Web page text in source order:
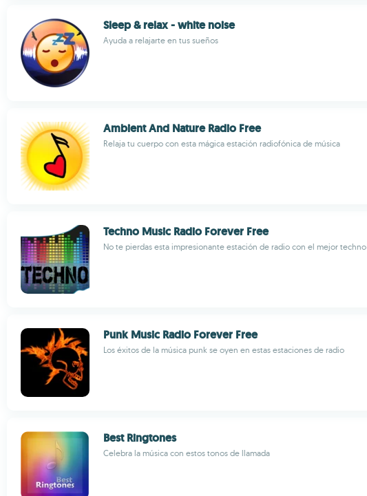
Sleep & relax - white noise
Ayuda a relajarte en tus sueños
Ambient And Nature Radio Free
Relaja tu cuerpo con esta mágica estación radiofónica de música
Techno Music Radio Forever Free
No te pierdas esta impresionante estación de radio con el mejor techno
Punk Music Radio Forever Free
Los éxitos de la música punk se oyen en estas estaciones de radio
Best Ringtones
Celebra la música con estos tonos de llamada